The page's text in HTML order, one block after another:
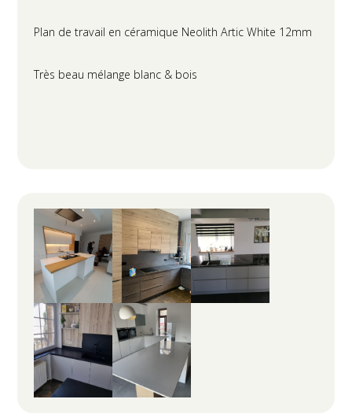
Plan de travail en céramique Neolith Artic White 12mm
Très beau mélange blanc & bois